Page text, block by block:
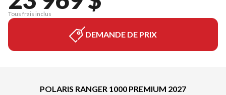
Tous frais inclus
DEMANDE DE PRIX
POLARIS RANGER 1000 PREMIUM 2027